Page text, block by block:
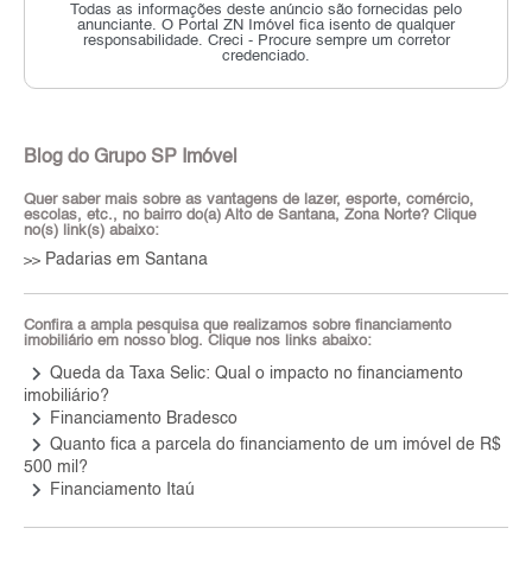
Todas as informações deste anúncio são fornecidas pelo
anunciante. O Portal ZN Imóvel fica isento de qualquer
responsabilidade. Creci - Procure sempre um corretor
credenciado.
Blog do Grupo SP Imóvel
Quer saber mais sobre as vantagens de lazer, esporte, comércio,
escolas, etc., no bairro do(a) Alto de Santana, Zona Norte? Clique
no(s) link(s) abaixo:
>> Padarias em Santana
Confira a ampla pesquisa que realizamos sobre financiamento
imobiliário em nosso blog. Clique nos links abaixo:
keyboard_arrow_right Queda da Taxa Selic: Qual o impacto no financiamento
imobiliário?
keyboard_arrow_right Financiamento Bradesco
keyboard_arrow_right Quanto fica a parcela do financiamento de um imóvel de R$
500 mil?
keyboard_arrow_right Financiamento Itaú